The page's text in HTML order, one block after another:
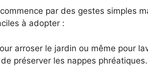
par des gestes simples
à adopter :
arroser le jardin ou même pour
préserver les nappes phréatiques.